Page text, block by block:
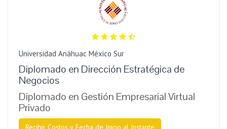
Universidad Anáhuac México Sur
Diplomado en Dirección Estratégica de
Negocios
Diplomado en Gestión Empresarial Virtual
Privado
Recibir Costos y Fecha de Inicio al Instante